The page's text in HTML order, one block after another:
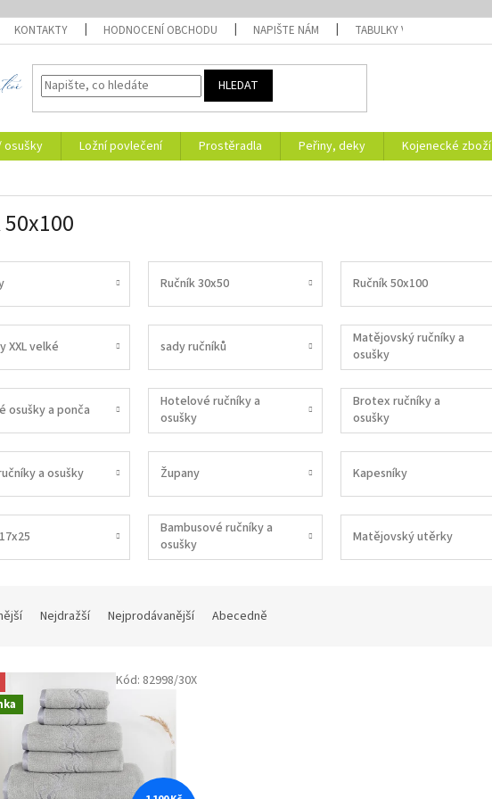
KONTAKTY HODNOCENÍ OBCHODU NAPIŠTE NÁM TABULKY VELIKOSTÍ
HLEDAT
osušky Ložní povlečení Prostěradla Peřiny, deky Kojenecké zboží
Ručník 30x50 Ručník 50x100
XXL velké sady ručníků
Matějovský ručníky a
osušky
osušky a ponča
Hotelové ručníky a
osušky
Brotex ručníky a
osušky
a osušky Župany Kapesníky
Bambusové ručníky a
osušky
Matějovský utěrky
Nejdražší Nejprodávanější Abecedně
Kód: 82998/30X